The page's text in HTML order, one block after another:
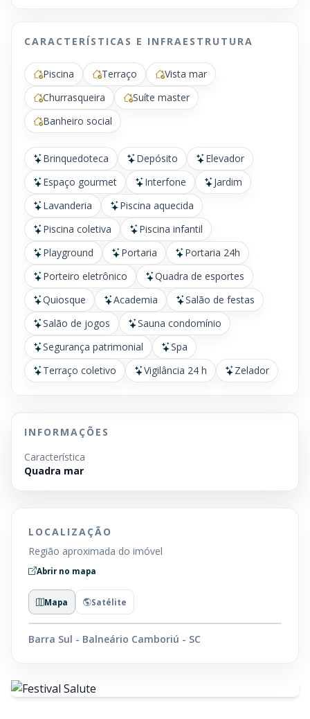
CARACTERÍSTICAS E INFRAESTRUTURA
Piscina Terraço
Vista mar
Churrasqueira
Suíte master
Banheiro social
Brinquedoteca Depósito
Elevador
Espaço gourmet
Interfone
Jardim
Lavanderia
Piscina aquecida
Piscina coletiva
Piscina infantil
Playground
Portaria
Portaria 24h
Porteiro eletrônico
Quadra de esportes
Quiosque
Academia
Salão de festas
Salão de jogos
Sauna condomínio
Segurança patrimonial
Spa
Terraço coletivo
Vigilância 24 h Zelador
INFORMAÇÕES
Característica
Quadra mar
LOCALIZAÇÃO
Região aproximada do imóvel
Abrir no mapa
Mapa Satélite
Barra Sul - Balneário Camboriú - SC